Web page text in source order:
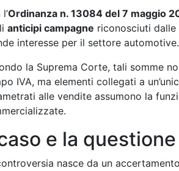
Ordinanza n. 13084 del 7 maggio
anticipi campagne riconosciuti
interesse per il settore automotive.
la Suprema Corte, tali somme
IVA, ma elementi collegati a
alle vendite assumono la
e la questione
nasce da un